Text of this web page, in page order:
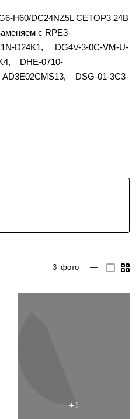
H60/DC24NZ5L CETOP3 24В
с RPE3-
D24K1, DG4V-3-0C-VM-U-
DHE-0710-
DSG-01-3C3-
3 фото —